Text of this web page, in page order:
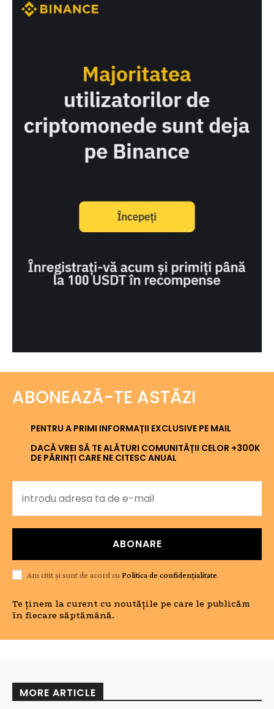
ABONEAZĂ-TE ASTĂZI
PENTRU A PRIMI INFORMAȚII EXCLUSIVE PE MAIL
DACĂ VREI SĂ TE ALĂTURI COMUNITĂȚII CELOR +300K
DE PĂRINȚI CARE NE CITESC ANUAL
ABONARE
Am citit și sunt de acord cu Politica de confidențialitate.
Te ținem la curent cu noutățile pe care le publicăm
în fiecare săptămână.
MORE ARTICLE